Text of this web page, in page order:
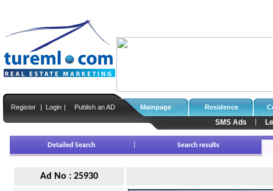
Register | Login | Publish an AD Mainpage Residence
SMS Ads
Detailed Search Search results
Ad No : 25930